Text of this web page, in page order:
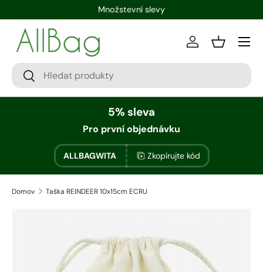
Množstevní slevy
Přihlásit se
Zásobník
5% sleva
Pro první objednávku
ALLBAGWITA Zkopírujte kód
Domov Taška REINDEER 10x15cm ECRU